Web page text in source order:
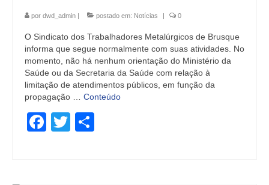
por dwd_admin postado em: Notícias 0
O Sindicato dos Trabalhadores Metalúrgicos de Brusque
informa que segue normalmente com suas atividades. No
momento, não há nenhum orientação do Ministério da
Saúde ou da Secretaria da Saúde com relação à
limitação de atendimentos públicos, em função da
propagação … Conteúdo
Facebook
Twitter